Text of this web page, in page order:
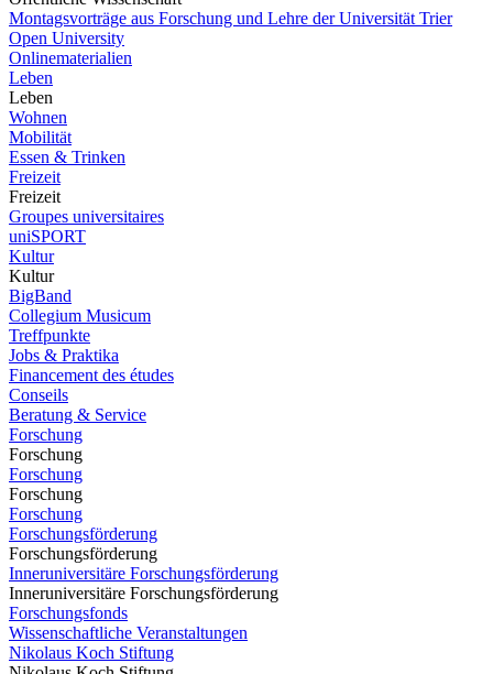
Montagsvorträge aus Forschung und Lehre der Universität Trier
Open University
Onlinematerialien
Leben
Leben
Wohnen
Mobilität
Essen & Trinken
Freizeit
Freizeit
Groupes universitaires
uniSPORT
Kultur
Kultur
BigBand
Collegium Musicum
Treffpunkte
Jobs & Praktika
Financement des études
Conseils
Beratung & Service
Forschung
Forschung
Forschung
Forschung
Forschung
Forschungsförderung
Forschungsförderung
Inneruniversitäre Forschungsförderung
Inneruniversitäre Forschungsförderung
Forschungsfonds
Wissenschaftliche Veranstaltungen
Nikolaus Koch Stiftung